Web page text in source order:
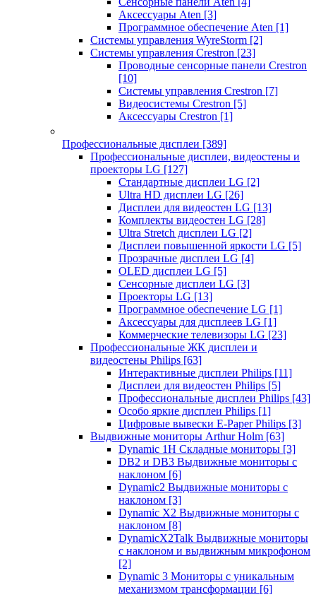
Аксессуары Aten [3]
Программное обеспечение Aten [1]
Системы управления WyreStorm [2]
Системы управления Crestron [23]
Проводные сенсорные панели Crestron
[10]
Системы управления Crestron [7]
Видеосистемы Crestron [5]
Аксессуары Crestron [1]
Профессиональные дисплеи [389]
Профессиональные дисплеи, видеостены и
проекторы LG [127]
Стандартные дисплеи LG [2]
Ultra HD дисплеи LG [26]
Дисплеи для видеостен LG [13]
Комплекты видеостен LG [28]
Ultra Stretch дисплеи LG [2]
Дисплеи повышенной яркости LG [5]
Прозрачные дисплеи LG [4]
OLED дисплеи LG [5]
Сенсорные дисплеи LG [3]
Проекторы LG [13]
Программное обеспечение LG [1]
Аксессуары для дисплеев LG [1]
Коммерческие телевизоры LG [23]
Профессиональные ЖК дисплеи и
видеостены Philips [63]
Интерактивные дисплеи Philips [11]
Дисплеи для видеостен Philips [5]
Профессиональные дисплеи Philips [43]
Особо яркие дисплеи Philips [1]
Цифровые вывески E-Paper Philips [3]
Выдвижные мониторы Arthur Holm [63]
Dynamic 1Н Складные мониторы [3]
DB2 и DB3 Выдвижные мониторы с
наклоном [6]
Dynamic2 Выдвижные мониторы с
наклоном [3]
Dynamic X2 Выдвижные мониторы с
наклоном [8]
DynamicX2Talk Выдвижные мониторы
с наклоном и выдвижным микрофоном
[2]
Dynamic 3 Мониторы с уникальным
механизмом трансформации [6]